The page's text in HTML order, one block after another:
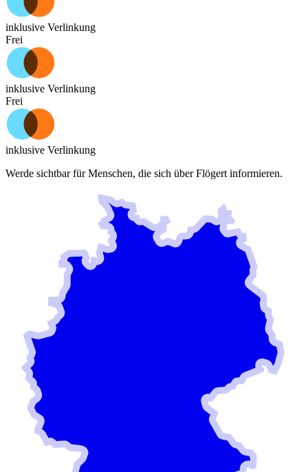
inklusive Verlinkung
Frei
inklusive Verlinkung
Frei
inklusive Verlinkung
Werde sichtbar für Menschen, die sich überFlögertinformieren.